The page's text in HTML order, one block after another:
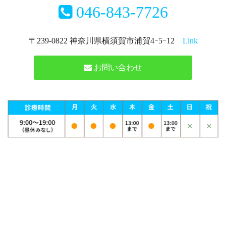
046-843-7726
〒239-0822 神奈川県横須賀市浦賀4ｰ5ｰ12 Link
お問い合わせ